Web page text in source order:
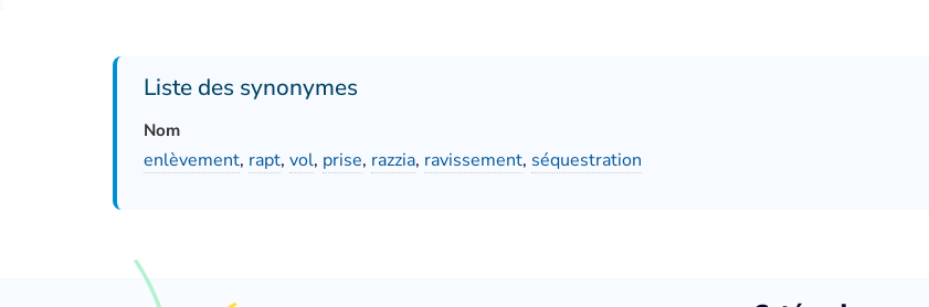
Liste des synonymes
Nom
enlèvement, rapt, vol, prise, razzia, ravissement, séquestration